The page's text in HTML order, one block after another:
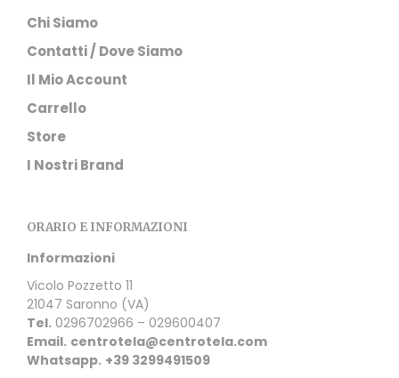
Chi Siamo
Contatti / Dove Siamo
Il Mio Account
Carrello
Store
I Nostri Brand
ORARIO E INFORMAZIONI
Informazioni
Vicolo Pozzetto 11
21047 Saronno (VA)
Tel. 0296702966 – 029600407
Email. centrotela@centrotela.com
Whatsapp. +39 3299491509